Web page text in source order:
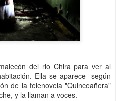
del rio Chira para ver al
Ella se aparece -según
de la telenovela "Quinceañera"
y la llaman a voces.